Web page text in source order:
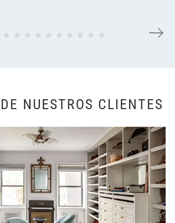
NUESTROS CLIENTES